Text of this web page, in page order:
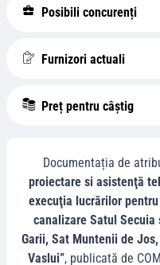
Posibili concurenți
Furnizori actuali
Preț pentru câștig
Documentația de
proiectare si asistenţă
execuţia lucrărilor
canalizare Satul
Garii, Sat Muntenii de
Vaslui”, publicată de